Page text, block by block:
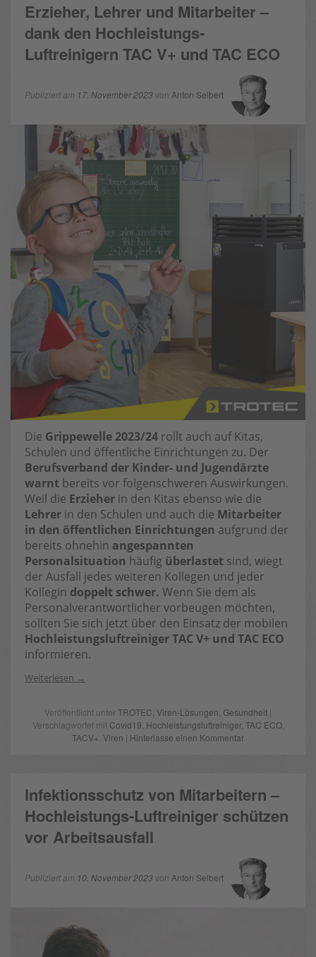
Erzieher, Lehrer und Mitarbeiter –
dank den Hochleistungs-
Luftreinigern TAC V+ und TAC ECO
Publiziert am 17. November 2023von Anton Seibert
Die Grippewelle 2023/24 rollt auch auf Kitas,
Schulen und öffentliche Einrichtungen zu. Der
Berufsverband der Kinder- und Jugendärzte
warnt bereits vor folgenschweren Auswirkungen.
Weil die Erzieher in den Kitas ebenso wie die
Lehrer in den Schulen und auch die Mitarbeiter
in den öffentlichen Einrichtungen aufgrund der
bereits ohnehin angespannten
Personalsituation häufig überlastet sind, wiegt
der Ausfall jedes weiteren Kollegen und jeder
Kollegin doppelt schwer. Wenn Sie dem als
Personalverantwortlicher vorbeugen möchten,
sollten Sie sich jetzt über den Einsatz der mobilen
Hochleistungsluftreiniger TAC V+ und TAC ECO
informieren.
Weiterlesen
Veröffentlicht unterTROTEC Viren-Lösungen Gesundheit |
Verschlagwortet mit Covid19 Hochleistungsluftreiniger, TAC ECO,
TACV+ Viren | Hinterlasse einen Kommentar
Infektionsschutz von Mitarbeitern –
Hochleistungs-Luftreiniger schützen
vor Arbeitsausfall
Publiziert am 10. November 2023von Anton Seibert